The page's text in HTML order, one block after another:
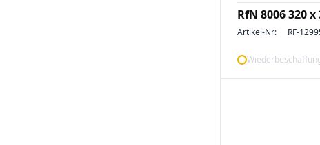
RfN 8006 320
Artikel-Nr: RF-